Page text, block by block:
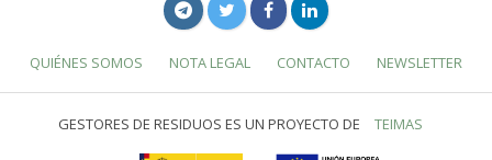
QUIÉNES SOMOS NOTA LEGAL CONTACTO NEWSLETTER
GESTORES DE RESIDUOS ES UN PROYECTO DE TEIMAS